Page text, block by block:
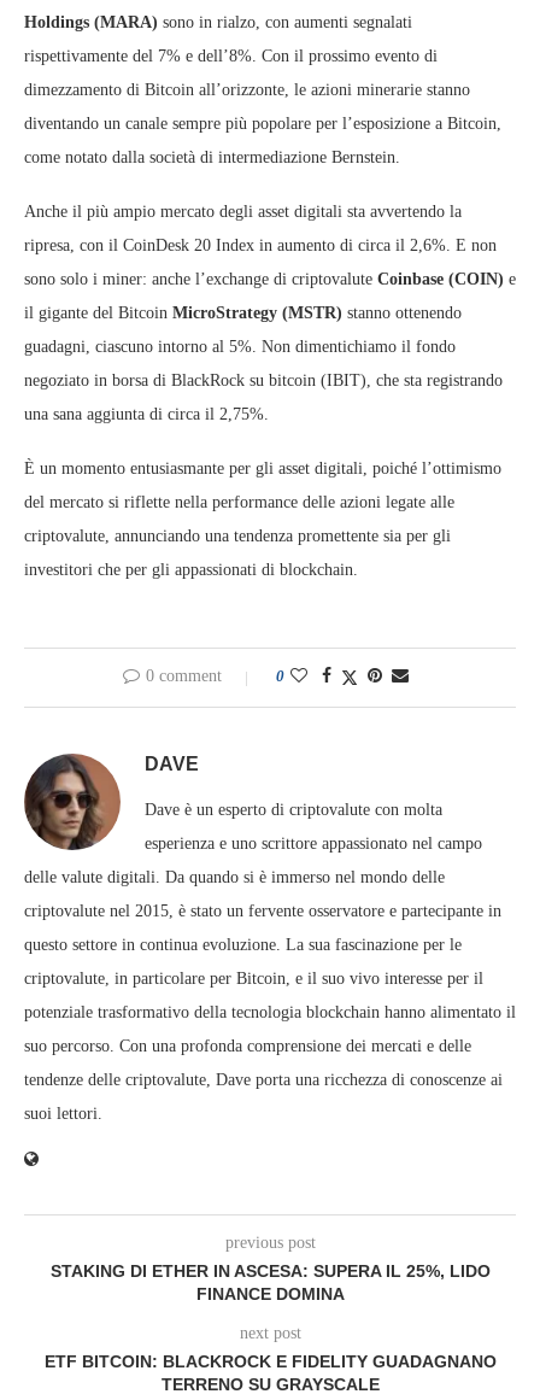
Holdings (MARA) sono in rialzo, con aumenti segnalati
rispettivamente del 7% e dell’8%. Con il prossimo evento di
dimezzamento di Bitcoin all’orizzonte, le azioni minerarie stanno
diventando un canale sempre più popolare per l’esposizione a Bitcoin,
come notato dalla società di intermediazione Bernstein.
Anche il più ampio mercato degli asset digitali sta avvertendo la
ripresa, con il CoinDesk 20 Index in aumento di circa il 2,6%. E non
sono solo i miner: anche l’exchange di criptovalute Coinbase (COIN) e
il gigante del Bitcoin MicroStrategy (MSTR) stanno ottenendo
guadagni, ciascuno intorno al 5%. Non dimentichiamo il fondo
negoziato in borsa di BlackRock su bitcoin (IBIT), che sta registrando
una sana aggiunta di circa il 2,75%.
È un momento entusiasmante per gli asset digitali, poiché l’ottimismo
del mercato si riflette nella performance delle azioni legate alle
criptovalute, annunciando una tendenza promettente sia per gli
investitori che per gli appassionati di blockchain.
0 comment 0
DAVE
Dave è un esperto di criptovalute con molta
esperienza e uno scrittore appassionato nel campo
delle valute digitali. Da quando si è immerso nel mondo delle
criptovalute nel 2015, è stato un fervente osservatore e partecipante in
questo settore in continua evoluzione. La sua fascinazione per le
criptovalute, in particolare per Bitcoin, e il suo vivo interesse per il
potenziale trasformativo della tecnologia blockchain hanno alimentato il
suo percorso. Con una profonda comprensione dei mercati e delle
tendenze delle criptovalute, Dave porta una ricchezza di conoscenze ai
suoi lettori.
previous post
STAKING DI ETHER IN ASCESA: SUPERA IL 25%, LIDO
FINANCE DOMINA
next post
ETF BITCOIN: BLACKROCK E FIDELITY GUADAGNANO
TERRENO SU GRAYSCALE